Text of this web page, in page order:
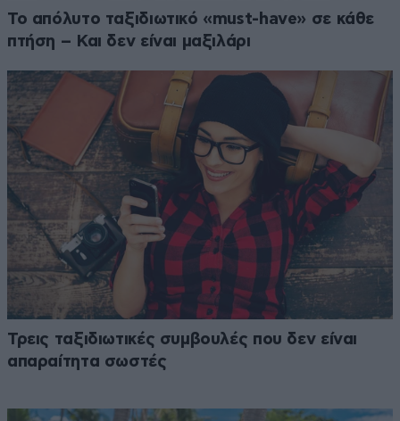
Το απόλυτο ταξιδιωτικό «must-have» σε κάθε
πτήση – Και δεν είναι μαξιλάρι
Τρεις ταξιδιωτικές συμβουλές που δεν είναι
απαραίτητα σωστές